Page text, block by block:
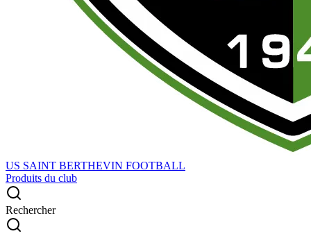
US SAINT BERTHEVIN FOOTBALL
Produits du club
Rechercher